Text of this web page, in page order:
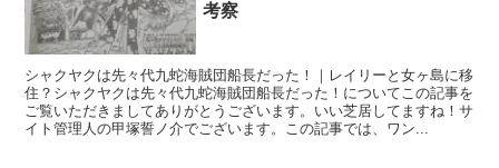
考察
シャクヤクは先々代九蛇海賊団船長だった！｜レイリーと女ヶ島に移
住？シャクヤクは先々代九蛇海賊団船長だった！についてこの記事を
ご覧いただきましてありがとうございます。いい芝居してますね！サ
イト管理人の甲塚誓ノ介でございます。この記事では、ワン...